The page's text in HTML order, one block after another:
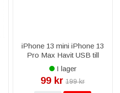
iPhone 13 mini iPhone 13
Pro Max Havit USB till
Lightning Kabel till iPhone &
iPad 2,0A 1m - Svart
I lager
99 kr 199 kr